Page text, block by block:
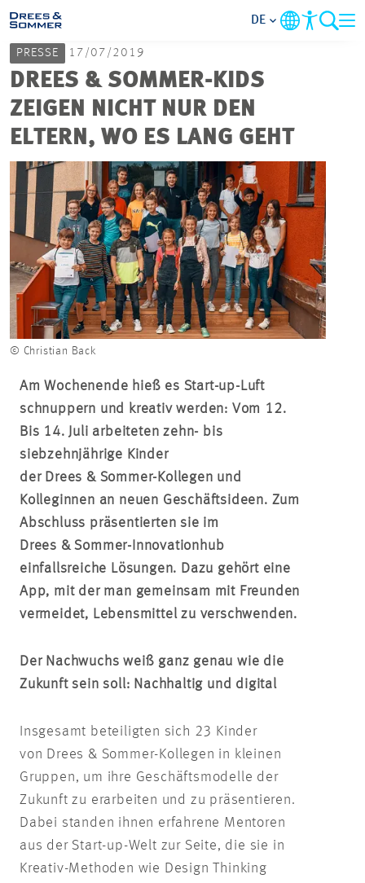
MARKETS
SERVICES
UNTERNEHMEN
IM FOKUS
KARRIERE
PROJEKTE
DE
PRESSE 17/07/2019
DREES & SOMMER-KIDS
ZEIGEN NICHT NUR DEN
ELTERN, WO ES LANG GEHT
© Christian Back
Am Wochenende hieß es Start-up-Luft
schnuppern und kreativ werden: Vom 12.
Bis 14. Juli arbeiteten zehn- bis
siebzehnjährige Kinder
der Drees & Sommer-Kollegen und
Kolleginnen an neuen Geschäftsideen. Zum
Abschluss präsentierten sie im
Drees & Sommer-Innovationhub
einfallsreiche Lösungen. Dazu gehört eine
App, mit der man gemeinsam mit Freunden
vermeidet, Lebensmittel zu verschwenden.
Der Nachwuchs weiß ganz genau wie die
Zukunft sein soll: Nachhaltig und digital
Insgesamt beteiligten sich 23 Kinder
von Drees & Sommer-Kollegen in kleinen
Gruppen, um ihre Geschäftsmodelle der
Zukunft zu erarbeiten und zu präsentieren.
Dabei standen ihnen erfahrene Mentoren
aus der Start-up-Welt zur Seite, die sie in
Kreativ-Methoden wie Design Thinking